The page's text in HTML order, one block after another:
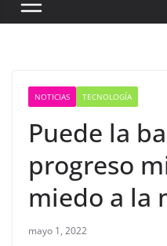
NOTICIAS TECNOLOGÍA
Puede la
progreso
miedo a la
mayo 1, 2022